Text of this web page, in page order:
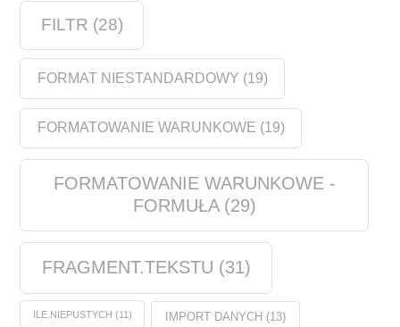
FILTR (28)
FORMAT NIESTANDARDOWY (19)
FORMATOWANIE WARUNKOWE (19)
FORMATOWANIE WARUNKOWE -
FORMUŁA(29)
FRAGMENT.TEKSTU (31)
ILE.NIEPUSTYCH (11) IMPORT DANYCH (13)